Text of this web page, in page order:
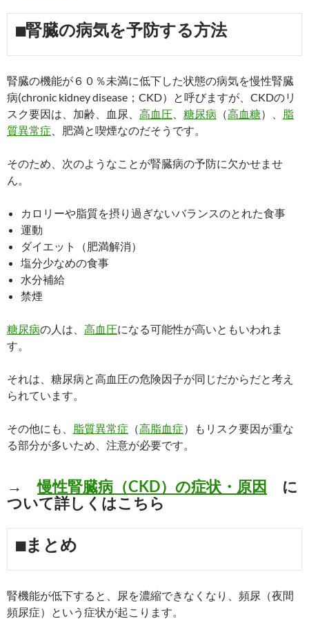
■腎臓の病気を予防する方法
腎臓の機能が６０％未満に低下した状態の病気を慢性腎臓
病(chronic kidney disease；CKD）と呼びますが、CKDのリ
スク要因は、加齢、血尿、 高血圧 糖尿病 （高血糖）、
脂
質異常症 、肥満と喫煙なのだそうです。
そのため、次のようなことが腎臓病の予防に欠かせませ
ん。
カロリーや脂質を摂り過ぎないバランスのとれた食事
運動
ダイエット（肥満解消）
塩分少なめの食事
水分補給
禁煙
糖尿病の人は、 高血圧になる可能性が高いともいわれま
す。
それは、糖尿病と高血圧の危険因子が同じだからだと考え
られています。
その他にも、 脂質異常症 （高脂血症）もリスク要因が重な
る部分が多いため、注意が必要です。
→慢性腎臓病（CKD）の症状・原因
に
ついて詳しくはこちら
■まとめ
腎機能が低下すると、尿を濃縮できなくなり、頻尿（夜間
頻尿症）という症状が起こります。